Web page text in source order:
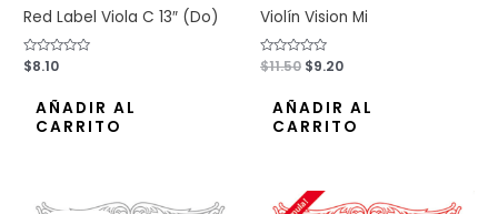
Red Label Viola C 13″ (Do)
Valorado
con
$8.10
AÑADIR AL
CARRITO
Violín Vision Mi
Valorado
con
$11.50 $9.20
AÑADIR AL
CARRITO
El